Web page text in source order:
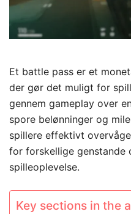
Et battle pass er et
der gør det muligt for
gennem gameplay over
spore belønninger og
spillere effektivt
for forskellige genstande
spilleoplevelse.
Key sections in the